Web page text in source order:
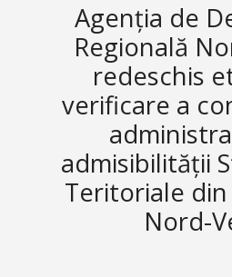
Agenția de
Regională
redeschis
verificare a
admisibilității
Teritoriale din
Nord-